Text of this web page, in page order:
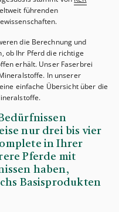
führenden
die Berechnung und
ob Ihr Pferd die richtige
erhält. Unser Faserbrei
In unserer
einfache Übersicht über die
nur drei bis vier
in Ihrer
Pferde mit
haben,
Basisprodukten